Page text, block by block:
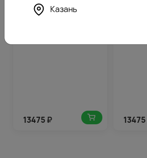
5.0(667)
13475₽ 13475
Казань